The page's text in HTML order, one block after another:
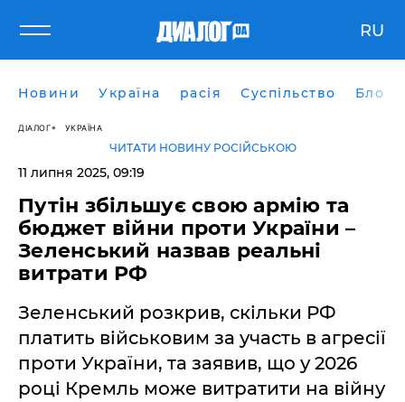
RU
Новини Україна расія Суспільство Блоги
ДІАЛОГ УКРАЇНА
ЧИТАТИ НОВИНУ РОСІЙСЬКОЮ
11 липня 2025, 09:19
Путін збільшує свою армію та
бюджет війни проти України –
Зеленський назвав реальні
витрати РФ
Зеленський розкрив, скільки РФ
платить військовим за участь в агресії
проти України, та заявив, що у 2026
році Кремль може витратити на війну